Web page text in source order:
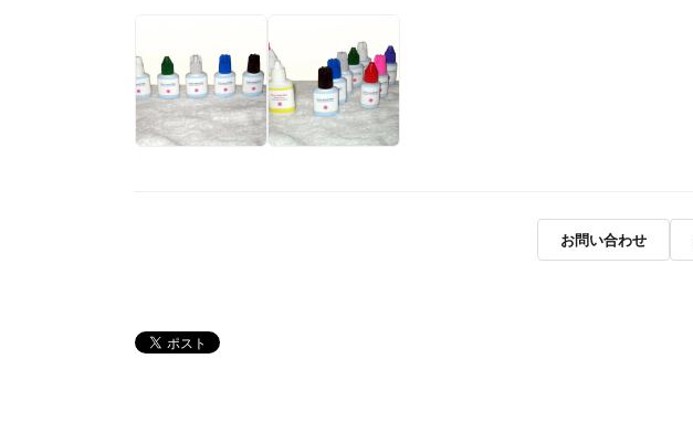
お問い合わせ